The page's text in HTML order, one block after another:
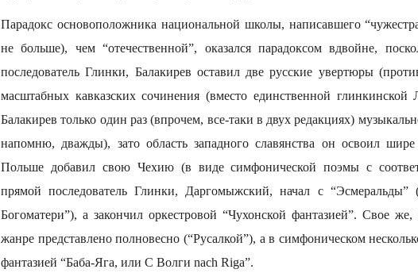
Парадокс основоположника национальной школы, написавшего
не больше), чем “отечественной”, оказался парадоксом вдвойне,
последователь Глинки, Балакирев оставил две русские увертюры
масштабных кавказских сочинения (вместо единственной глинкинской
Балакирев только один раз (впрочем, все-таки в двух редакциях)
напомню, дважды), зато область западного славянства он освоил
Польше добавил свою Чехию (в виде симфонической поэмы с
прямой последователь Глинки, Даргомыжский, начал с
Богоматери”), а закончил оркестровой “Чухонской фантазией”. Свое
жанре представлено полновесно (“Русалкой”), а в симфоническом
фантазией “Баба-Яга, или С Волги nach Riga”.